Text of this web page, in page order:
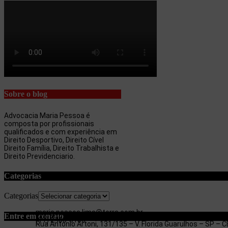
Sobre o blog
Advocacia Maria Pessoa é
composta por profissionais
qualificados e com experiência em
Direito Desportivo, Direito Cível
Direito Família, Direito Trabalhista e
Direito Previdenciario.
Categorias
Categorias
Entre em contato
Rua Antonio Artoni, 131/135 – V. Florida Guarulhos – SP –
(11) 2403-3180
(11) 97053-3654
maria.pessoa.lima@terra.com.br